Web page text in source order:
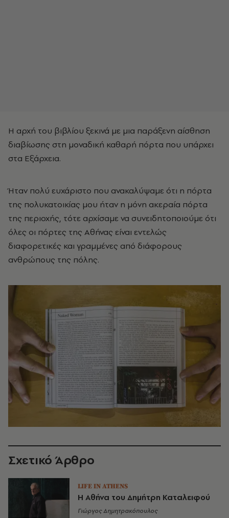
Η αρχή του βιβλίου ξεκινά με μια παράξενη αίσθηση
διαβίωσης στη μοναδική καθαρή πόρτα που υπάρχει
στα Εξάρχεια.
Ήταν πολύ ευχάριστο που ανακαλύψαμε ότι η πόρτα
της πολυκατοικίας μου ήταν η μόνη ακεραία πόρτα
της περιοχής, τότε αρχίσαμε να συνειδητοποιούμε ότι
όλες οι πόρτες της Αθήνας είναι εντελώς
διαφορετικές και γραμμένες από διάφορους
ανθρώπους της πόλης.
Σχετικό Άρθρο
LIFE IN ATHENS
Η Αθήνα του Δημήτρη Καταλειφού
Γιώργος Δημητρακόπουλος